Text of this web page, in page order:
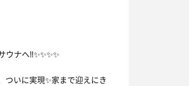
ナへ‼️✨✨✨✨
いに実現✨家まで迎えにき